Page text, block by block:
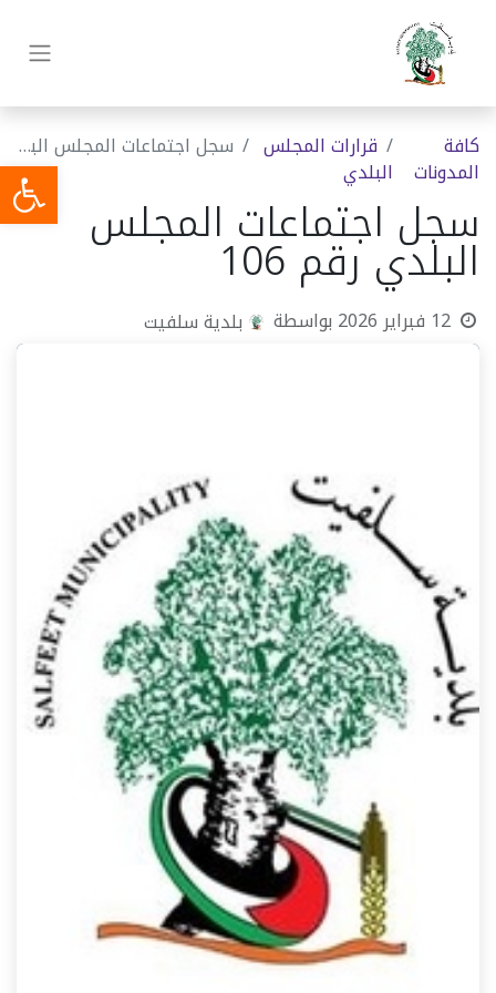
كافة
المدونات
قرارات المجلس
البلدي
سجل اجتماعات المجلس البلدي رقم 106
سجل اجتماعات المجلس
البلدي رقم 106
12 فبراير 2026 بواسطة بلدية سلفيت